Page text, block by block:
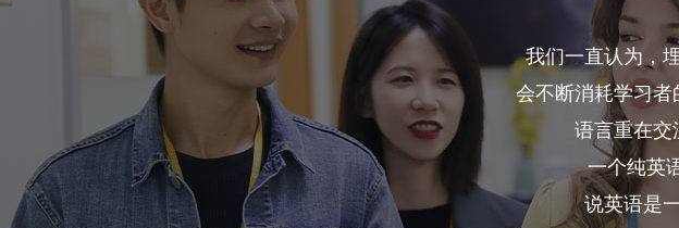
我们一直认为，
会不断消耗学习
语言重在
一个纯英
说英语是